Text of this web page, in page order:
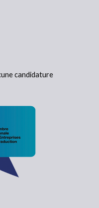
candidature